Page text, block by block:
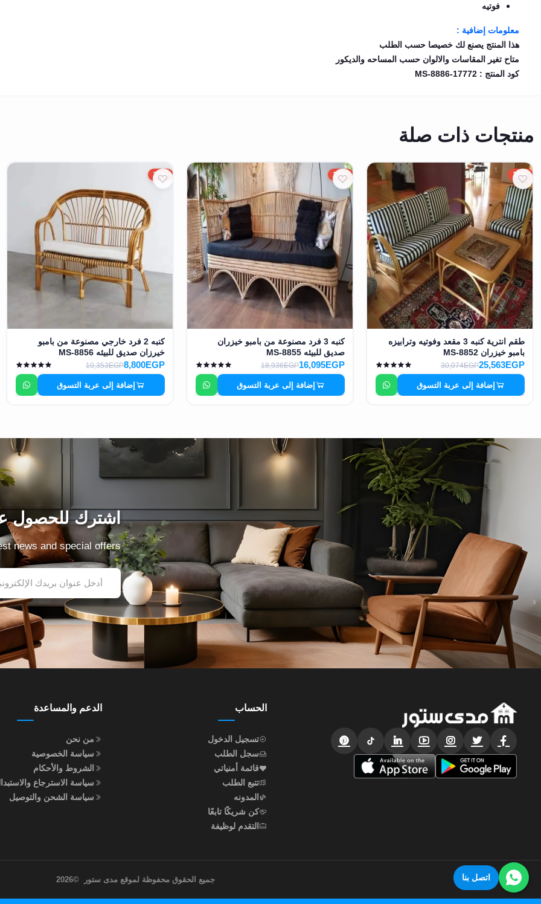
اتصل بنا
فوتيه
معلومات إضافية :
هذا المنتج يصنع لك خصيصا حسب الطلب
متاح تغير المقاسات والالوان حسب المساحه والديكور
كود المنتج : MS-8886-17772
منتجات ذات صلة
15%
طقم انترية كنبه 3 مقعد وفوتيه وترابيزه
بامبو خيزران MS-8852
25,563EGP
30,074EGP
إضافة إلى عربة التسوق
15%
كنبه 3 فرد مصنوعة من بامبو خيزران
صديق للبيئه MS-8855
16,095EGP
18,936EGP
إضافة إلى عربة التسوق
15%
كنبه 2 فرد خارجي مصنوعة من بامبو
خيرزان صديق للبيئه MS-8856
8,800EGP
10,353EGP
إضافة إلى عربة التسوق
اشترك للحصول
news and special offers
الحساب
تسجيل الدخول
سجل الطلب
قائمة أمنياتي
تتبع الطلب
المدونه
كن شريكًا تابعًا
التقدم لوظيفة
الدعم والمساعدة
من نحن
سياسة الخصوصية
الشروط والأحكام
سياسة الاسترجاع
سياسة الشحن والتوصيل
جميع الحقوق محفوظة لموقع مدى ستور©
2026